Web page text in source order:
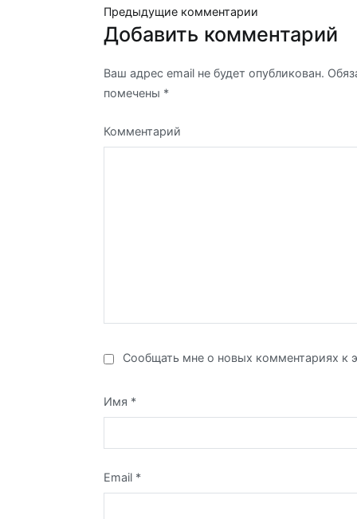
Навигация
по
комментариям
Предыдущие комментарии
Добавить комментарий
Ваш адрес email не будет опубликован.
помечены *
Комментарий
Сообщать мне о новых комментариях к
Имя *
Email *